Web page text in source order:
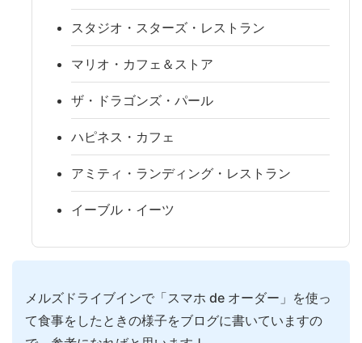
スタジオ・スターズ・レストラン
マリオ・カフェ＆ストア
ザ・ドラゴンズ・パール
ハピネス・カフェ
アミティ・ランディング・レストラン
イーブル・イーツ
メルズドライブインで「スマホ de オーダー」を使っ
て食事をしたときの様子をブログに書いていますの